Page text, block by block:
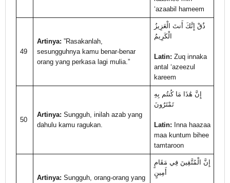
‘azaabil hameem
49
Artinya: ”Rasakanlah,
sesungguhnya kamu benar-benar
orang yang perkasa lagi mulia.”
ذُقْ إِنَّكَ أَنتَ الْعَزِيزُ
الْكَرِيمُ
Latin: Zuq innaka
antal ‘azeezul
kareem
50
Artinya: Sungguh, inilah azab yang
dahulu kamu ragukan.
إِنَّ هَٰذَا مَا كُنتُم بِهِ
تَمْتَرُونَ
Latin: Inna haazaa
maa kuntum bihee
tamtaroon
Artinya: Sungguh, orang-orang yang
إِنَّ الْمُتَّقِينَ فِي مَقَامٍ
أَمِينٍ